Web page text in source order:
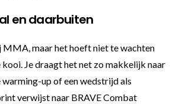
en daarbuiten
maar het hoeft niet te wachten
kooi. Je draagt het net zo makkelijk naar
up of een wedstrijd als
verwijst naar BRAVE Combat